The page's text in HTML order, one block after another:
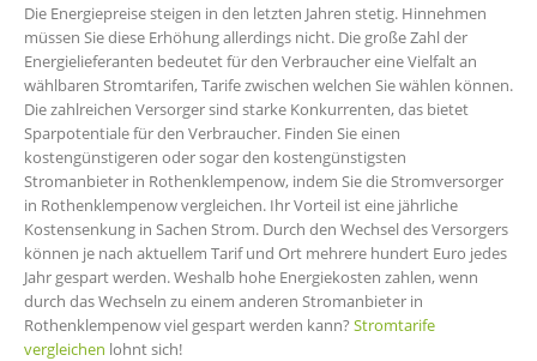
Die Energiepreise steigen in den letzten Jahren stetig. Hinnehmen
müssen Sie diese Erhöhung allerdings nicht. Die große Zahl der
Energielieferanten bedeutet für den Verbraucher eine Vielfalt an
wählbaren Stromtarifen, Tarife zwischen welchen Sie wählen können.
Die zahlreichen Versorger sind starke Konkurrenten, das bietet
Sparpotentiale für den Verbraucher. Finden Sie einen
kostengünstigeren oder sogar den kostengünstigsten
Stromanbieter in Rothenklempenow, indem Sie die Stromversorger
in Rothenklempenow vergleichen. Ihr Vorteil ist eine jährliche
Kostensenkung in Sachen Strom. Durch den Wechsel des Versorgers
können je nach aktuellem Tarif und Ort mehrere hundert Euro jedes
Jahr gespart werden. Weshalb hohe Energiekosten zahlen, wenn
durch das Wechseln zu einem anderen Stromanbieter in
Rothenklempenow viel gespart werden kann? Stromtarife
vergleichen lohnt sich!